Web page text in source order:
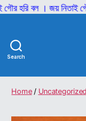
বল । জয় নিতাই গৌর
Search
Home/ Uncategorized